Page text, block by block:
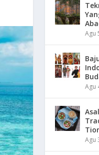
Agu
Agu
Agu